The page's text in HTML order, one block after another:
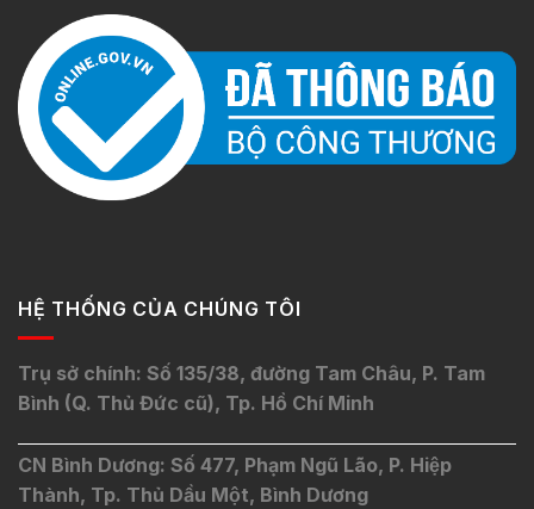
HỆ THỐNG CỦA CHÚNG TÔI
Trụ sở chính: Số 135/38, đường Tam Châu, P. Tam
Bình (Q. Thủ Đức cũ), Tp. Hồ Chí Minh
CN Bình Dương: Số 477, Phạm Ngũ Lão, P. Hiệp
Thành, Tp. Thủ Dầu Một, Bình Dương